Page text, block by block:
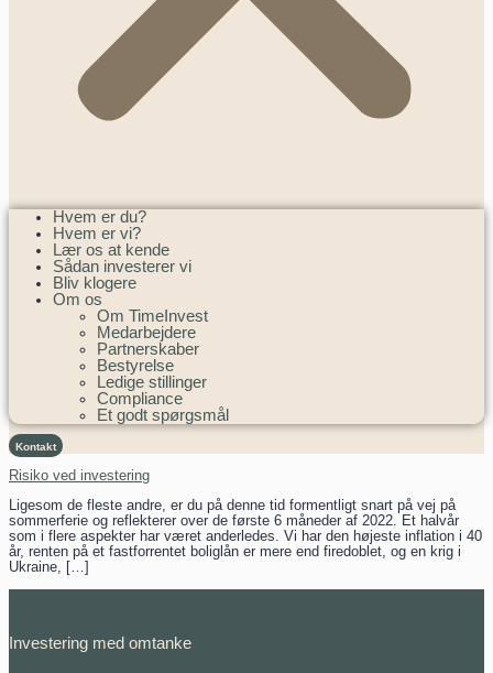
Hvem er du?
Hvem er vi?
Lær os at kende
Sådan investerer vi
Bliv klogere
Om os
Om TimeInvest
Medarbejdere
Partnerskaber
Bestyrelse
Ledige stillinger
Compliance
Et godt spørgsmål
Kontakt
Risiko ved investering
Ligesom de fleste andre, er du på denne tid formentligt snart på vej på
sommerferie og reflekterer over de første 6 måneder af 2022. Et halvår
som i flere aspekter har været anderledes. Vi har den højeste inflation i 40
år, renten på et fastforrentet boliglån er mere end firedoblet, og en krig i
Ukraine, […]
Investering med omtanke